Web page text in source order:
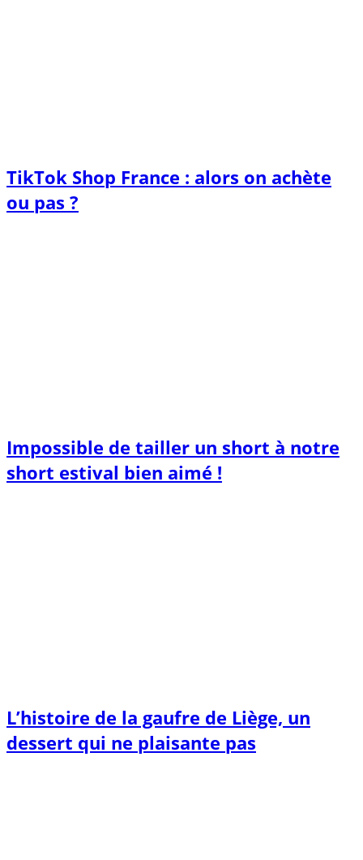
TikTok Shop France : alors on achète
ou pas ?
Impossible de tailler un short à notre
short estival bien aimé !
L’histoire de la gaufre de Liège, un
dessert qui ne plaisante pas